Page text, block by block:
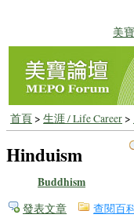
美
首頁> 生涯 / Life Career>
Hinduism
Buddhism
發表文章 查閱百